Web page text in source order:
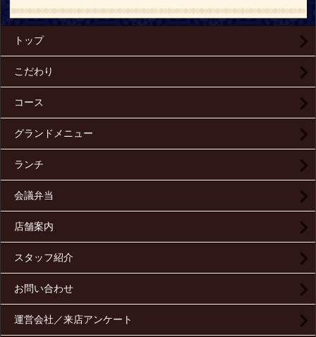
トップ
こだわり
コース
グランドメニュー
ランチ
会議弁当
店舗案内
スタッフ紹介
お問い合わせ
運営会社／来店アンケート